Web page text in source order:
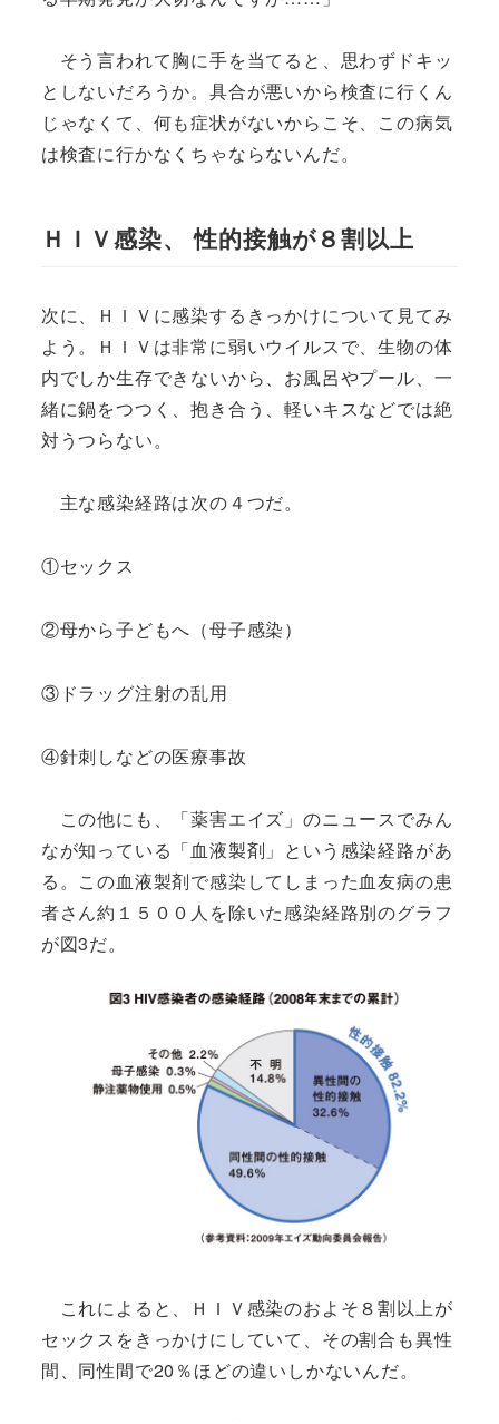
そう言われて胸に手を当てると、思わずドキッ
としないだろうか。具合が悪いから検査に行くん
じゃなくて、何も症状がないからこそ、この病気
は検査に行かなくちゃならないんだ。
ＨＩＶ感染、 性的接触が８割以上
次に、ＨＩＶに感染するきっかけについて見てみ
よう。ＨＩＶは非常に弱いウイルスで、生物の体
内でしか生存できないから、お風呂やプール、一
緒に鍋をつつく、抱き合う、軽いキスなどでは絶
対うつらない。
主な感染経路は次の４つだ。
①セックス
②母から子どもへ（母子感染）
③ドラッグ注射の乱用
④針刺しなどの医療事故
この他にも、「薬害エイズ」のニュースでみん
なが知っている「血液製剤」という感染経路があ
る。この血液製剤で感染してしまった血友病の患
者さん約１５００人を除いた感染経路別のグラフ
が図3だ。
これによると、ＨＩＶ感染のおよそ８割以上が
セックスをきっかけにしていて、その割合も異性
間、同性間で20％ほどの違いしかないんだ。